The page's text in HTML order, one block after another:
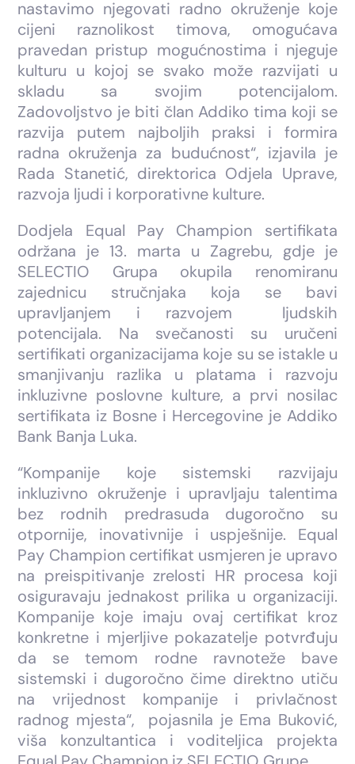
nastavimo njegovati radno okruženje koje
cijeni raznolikost timova, omogućava
pravedan pristup mogućnostima i njeguje
kulturu u kojoj se svako može razvijati u
skladu sa svojim potencijalom.
Zadovoljstvo je biti član Addiko tima koji se
razvija putem najboljih praksi i formira
radna okruženja za budućnost“, izjavila je
Rada Stanetić, direktorica Odjela Uprave,
razvoja ljudi i korporativne kulture.
Dodjela Equal Pay Champion sertifikata
održana je 13. marta u Zagrebu, gdje je
SELECTIO Grupa okupila renomiranu
zajednicu stručnjaka koja se bavi
upravljanjem i razvojem ljudskih
potencijala. Na svečanosti su uručeni
sertifikati organizacijama koje su se istakle u
smanjivanju razlika u platama i razvoju
inkluzivne poslovne kulture, a prvi nosilac
sertifikata iz Bosne i Hercegovine je Addiko
Bank Banja Luka.
“Kompanije koje sistemski razvijaju
inkluzivno okruženje i upravljaju talentima
bez rodnih predrasuda dugoročno su
otpornije, inovativnije i uspješnije. Equal
Pay Champion certifikat usmjeren je upravo
na preispitivanje zrelosti HR procesa koji
osiguravaju jednakost prilika u organizaciji.
Kompanije koje imaju ovaj certifikat kroz
konkretne i mjerljive pokazatelje potvrđuju
da se temom rodne ravnoteže bave
sistemski i dugoročno čime direktno utiču
na vrijednost kompanije i privlačnost
radnog mjesta“, pojasnila je Ema Buković,
viša konzultantica i voditeljica projekta